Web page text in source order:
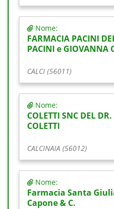
Nome:
FARMACIA PACINI
PACINI e GIOVANNA
CALCI (56011)
Nome:
COLETTI SNC DEL
COLETTI
CALCINAIA (56012)
Nome:
Farmacia Santa
Capone & C.